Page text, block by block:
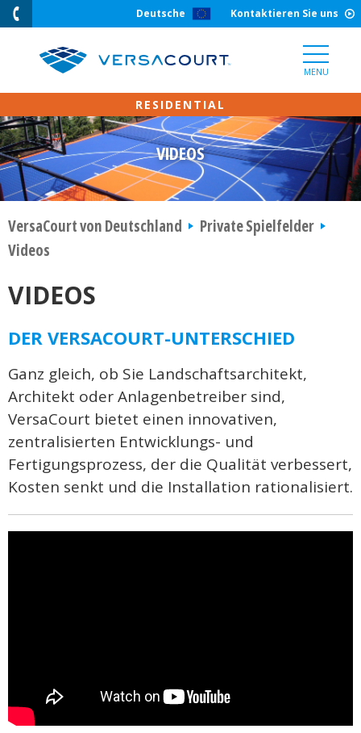
Skip
Content
Deutsche Kontaktieren Sie uns
MENU
VIDEOS
VersaCourt von Deutschland
Private Spielfelder
Videos
VIDEOS
DER VERSACOURT-UNTERSCHIED
Ganz gleich, ob Sie Landschaftsarchitekt,
Architekt oder Anlagenbetreiber sind,
VersaCourt bietet einen innovativen,
zentralisierten Entwicklungs- und
Fertigungsprozess, der die Qualität verbessert,
Kosten senkt und die Installation rationalisiert.